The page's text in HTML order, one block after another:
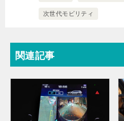
次世代モビリティ
関連記事